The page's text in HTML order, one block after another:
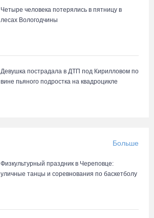
Четыре человека потерялись в пятницу в
лесах Вологодчины
Девушка пострадала в ДТП под Кирилловом по
вине пьяного подростка на квадроцикле
Больше
Физкультурный праздник в Череповце:
уличные танцы и соревнования по баскетболу